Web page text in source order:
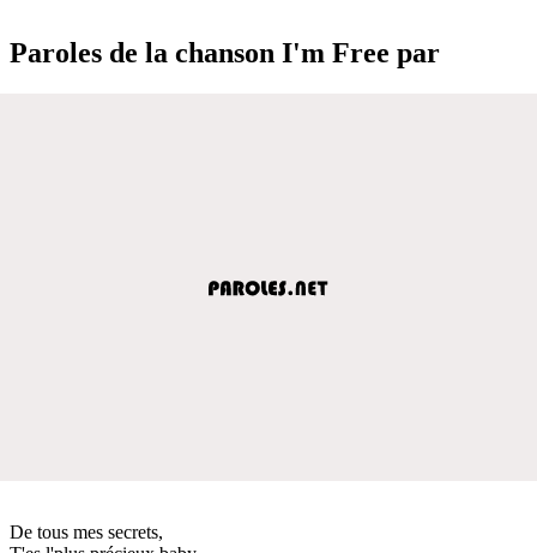
Paroles de la chanson I'm Free par
De tous mes secrets,